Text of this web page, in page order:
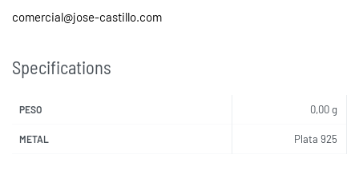
comercial@jose-castillo.com
Specifications
PESO 0,00 g
METAL Plata 925